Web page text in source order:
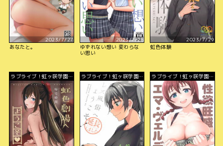
2023/7/27
あなたと。
2023/7/28
ゆずれない想い 変わらな
い思い
2023/7/29
虹色体験
ラブライブ！虹ヶ咲学園ス
クールアイドル同好会
ラブライブ！虹ヶ咲学園ス
クールアイドル同好会
ラブライブ！虹ヶ咲学園ス
クールアイドル同好会